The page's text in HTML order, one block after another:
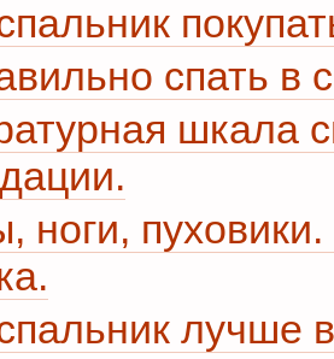
спать в
шкала
ноги,
лучше